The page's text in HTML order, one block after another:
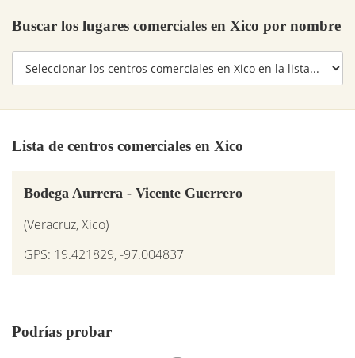
Buscar los lugares comerciales en Xico por nombre
Lista de centros comerciales en Xico
Bodega Aurrera - Vicente Guerrero
(Veracruz, Xico)
GPS: 19.421829, -97.004837
Podrías probar